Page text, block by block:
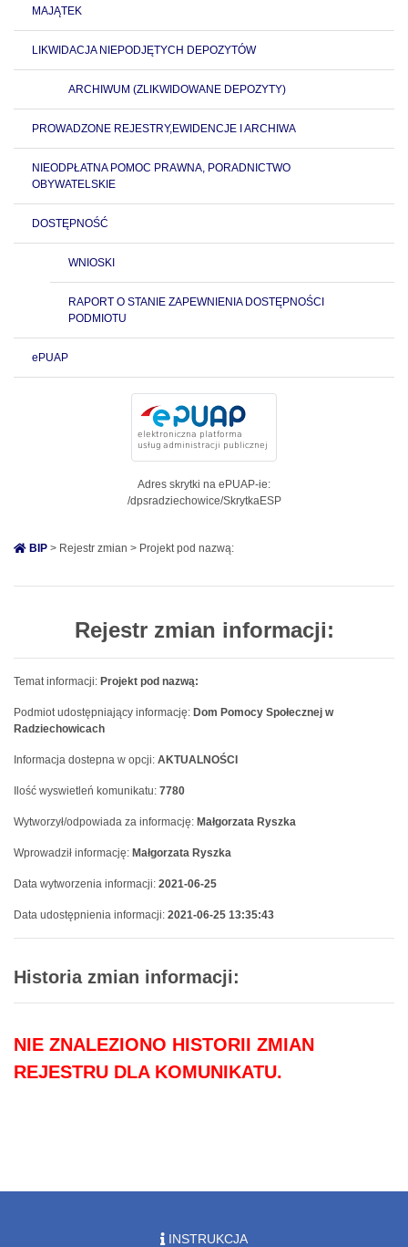
MAJĄTEK
LIKWIDACJA NIEPODJĘTYCH DEPOZYTÓW
ARCHIWUM (ZLIKWIDOWANE DEPOZYTY)
PROWADZONE REJESTRY,EWIDENCJE I ARCHIWA
NIEODPŁATNA POMOC PRAWNA, PORADNICTWO
OBYWATELSKIE
DOSTĘPNOŚĆ
WNIOSKI
RAPORT O STANIE ZAPEWNIENIA DOSTĘPNOŚCI
PODMIOTU
ePUAP
Adres skrytki na ePUAP-ie:
/dpsradziechowice/SkrytkaESP
BIP > Rejestr zmian > Projekt pod nazwą:
Rejestr zmian informacji:
Temat informacji: Projekt pod nazwą:
Podmiot udostępniający informację: Dom Pomocy Społecznej w
Radziechowicach
Informacja dostepna w opcji: AKTUALNOŚCI
Ilość wyswietleń komunikatu: 7780
Wytworzył/odpowiada za informację: Małgorzata Ryszka
Wprowadził informację: Małgorzata Ryszka
Data wytworzenia informacji: 2021-06-25
Data udostępnienia informacji: 2021-06-25 13:35:43
Historia zmian informacji:
NIE ZNALEZIONO HISTORII ZMIAN
REJESTRU DLA KOMUNIKATU.
INSTRUKCJA